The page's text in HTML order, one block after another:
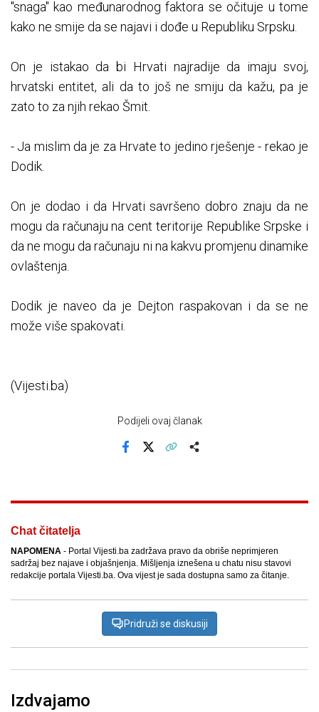
"snaga" kao međunarodnog faktora se očituje u tome
kako ne smije da se najavi i dođe u Republiku Srpsku.
On je istakao da bi Hrvati najradije da imaju svoj,
hrvatski entitet, ali da to još ne smiju da kažu, pa je
zato to za njih rekao Šmit.
- Јa mislim da je za Hrvate to jedino rješenje - rekao je
Dodik.
On je dodao i da Hrvati savršeno dobro znaju da ne
mogu da računaju na cent teritorije Republike Srpske i
da ne mogu da računaju ni na kakvu promjenu dinamike
ovlaštenja.
Dodik je naveo da je Dejton raspakovan i da se ne
može više spakovati.
(Vijesti.ba)
Podijeli ovaj članak
Chat čitatelja
NAPOMENA - Portal Vijesti.ba zadržava pravo da obriše neprimjeren
sadržaj bez najave i objašnjenja. Mišljenja iznešena u chatu nisu stavovi
redakcije portala Vijesti.ba. Ova vijest je sada dostupna samo za čitanje.
Pridruži se diskusiji
Izdvajamo